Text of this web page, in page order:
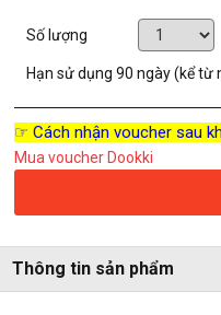
Số lượng
Hạn sử dụng90 ngày (kể từ
☞ Cách nhận voucher sau
Mua voucher Dookki
Thông tin sản phẩm